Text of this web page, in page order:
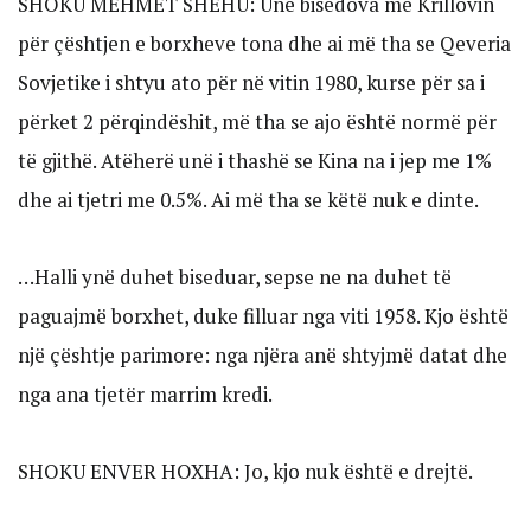
për çështjen e borxheve tona dhe ai më tha se Qeveria
Sovjetike i shtyu ato për në vitin 1980, kurse për sa i
përket 2 përqindëshit, më tha se ajo është normë për
të gjithë. Atëherë unë i thashë se Kina na i jep me 1%
dhe ai tjetri me 0.5%. Ai më tha se këtë nuk e dinte.
…Halli ynë duhet biseduar, sepse ne na duhet të
paguajmë borxhet, duke filluar nga viti 1958. Kjo është
një çështje parimore: nga njëra anë shtyjmë datat dhe
nga ana tjetër marrim kredi.
SHOKU ENVER HOXHA: Jo, kjo nuk është e drejtë.